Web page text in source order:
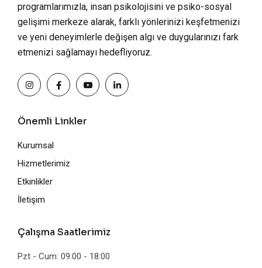
programlarımızla, insan psikolojisini ve psiko-sosyal
gelişimi merkeze alarak, farklı yönlerinizi keşfetmenizi
ve yeni deneyimlerle değişen algı ve duygularınızı fark
etmenizi sağlamayı hedefliyoruz.
Önemli Linkler
Kurumsal
Hizmetlerimiz
Etkinlikler
İletişim
Çalışma Saatlerimiz
Pzt - Cum: 09:00 - 18:00